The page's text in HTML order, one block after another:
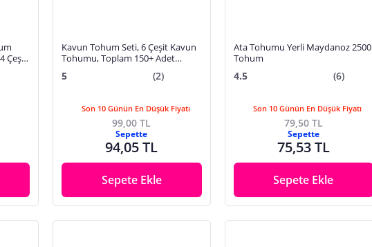
Çeşit,
Kavun Tohum Seti, 6 Çeşit Kavun
Tohumu, Toplam 150+ Adet
5 (2)
Son 10 Günün En Düşük Fiyatı
99,00 TL
Sepette
94,05 TL
Sepete Ekle
Ata Tohumu Yerli Maydanoz 2500
Tohum
4.5 (6)
Son 10 Günün En Düşük Fiyatı
79,50 TL
Sepette
75,53 TL
Sepete Ekle